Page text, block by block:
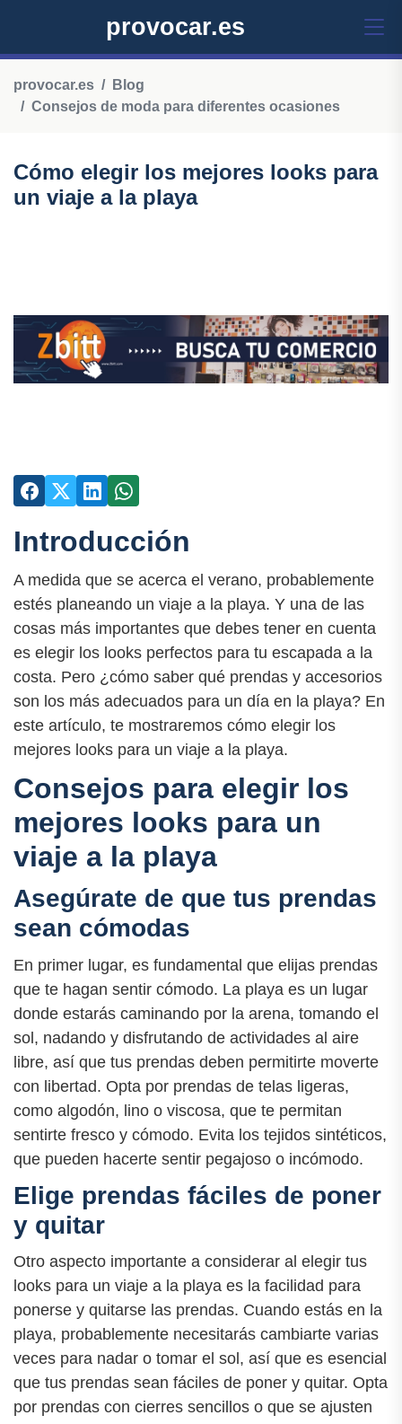
provocar.es
provocar.es
Blog
Consejos de moda para diferentes ocasiones
Cómo elegir los mejores looks para
un viaje a la playa
Introducción
A medida que se acerca el verano, probablemente
estés planeando un viaje a la playa. Y una de las
cosas más importantes que debes tener en cuenta
es elegir los looks perfectos para tu escapada a la
costa. Pero ¿cómo saber qué prendas y accesorios
son los más adecuados para un día en la playa? En
este artículo, te mostraremos cómo elegir los
mejores looks para un viaje a la playa.
Consejos para elegir los
mejores looks para un
viaje a la playa
Asegúrate de que tus prendas
sean cómodas
En primer lugar, es fundamental que elijas prendas
que te hagan sentir cómodo. La playa es un lugar
donde estarás caminando por la arena, tomando el
sol, nadando y disfrutando de actividades al aire
libre, así que tus prendas deben permitirte moverte
con libertad. Opta por prendas de telas ligeras,
como algodón, lino o viscosa, que te permitan
sentirte fresco y cómodo. Evita los tejidos sintéticos,
que pueden hacerte sentir pegajoso o incómodo.
Elige prendas fáciles de poner
y quitar
Otro aspecto importante a considerar al elegir tus
looks para un viaje a la playa es la facilidad para
ponerse y quitarse las prendas. Cuando estás en la
playa, probablemente necesitarás cambiarte varias
veces para nadar o tomar el sol, así que es esencial
que tus prendas sean fáciles de poner y quitar. Opta
por prendas con cierres sencillos o que se ajusten